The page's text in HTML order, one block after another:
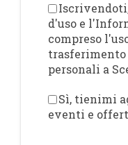
d'uso e
compreso
personali a
Sì, tienimi
eventi e